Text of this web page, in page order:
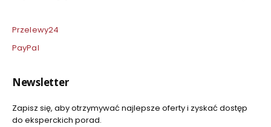
Przelewy24
PayPal
Newsletter
Zapisz się, aby otrzymywać najlepsze oferty i zyskać dostęp
do eksperckich porad.